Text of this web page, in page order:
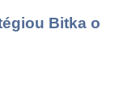
Bitka o